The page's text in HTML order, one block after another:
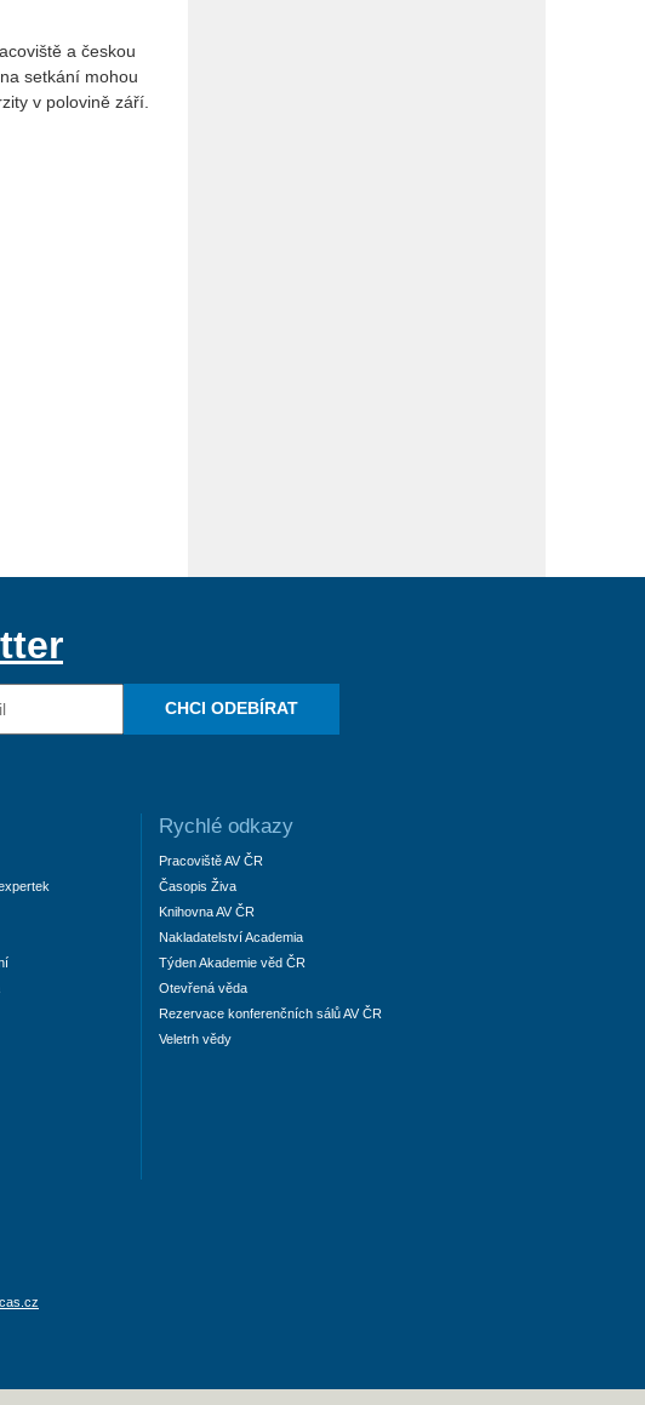
a českou
setkání mohou
v polovině září.
CHCI ODEBÍRAT
Rychlé odkazy
Pracoviště AV ČR
Časopis Živa
Knihovna AV ČR
Nakladatelství Academia
Týden Akademie věd ČR
Otevřená věda
Rezervace konferenčních sálů AV ČR
Veletrh vědy